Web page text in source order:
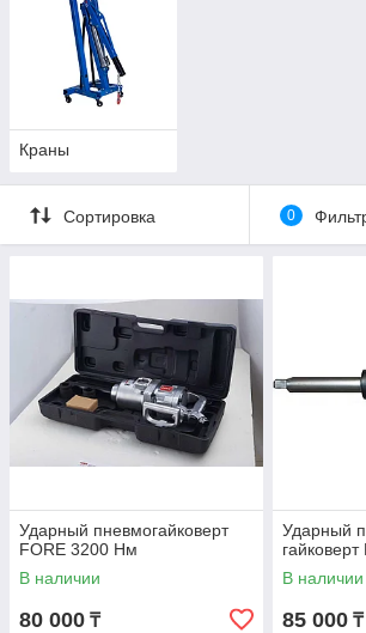
Нанять квалифицированный
профессиональное оборудование
автосервиса, точки шиномонтажа с
сервисным обслуживанием. В
все необходимое для ремонта
Краны
Сортировка 0
Ударный пневмогайковерт
FORE 3200 Нм
В наличии
80 000 ₸
Ударный
В наличии
85 000 ₸